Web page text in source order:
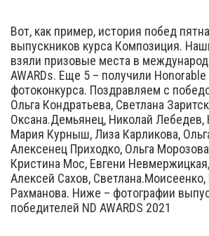
Вот, как пример, история побед
выпускников курса Композиция.
взяли призовые места в
AWARDs. Еще 5 – получили
фотоконкурса. Поздравляем с
Ольга Кондратьева, Светлана
Оксана.Демьянец, Николай Лебедев,
Мария Курныш, Лиза Карликова,
Алексенец Приходко, Ольга
Кристина Мос, Евгени
Алексей Сахов, Светлана.Моисеенко,
Рахманова. Ниже – фотографии
победителей ND AWARDS 2021